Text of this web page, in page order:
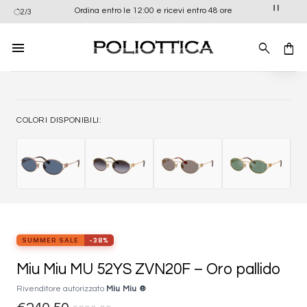
Salta
ai
contenuti
2/3 Ordina entro le 12:00 e ricevi entro 48 ore
COLORI DISPONIBILI:
SUMMER SALE -38%
Miu Miu MU 52YS ZVN20F – Oro pallido
Rivenditore autorizzato Miu Miu ®